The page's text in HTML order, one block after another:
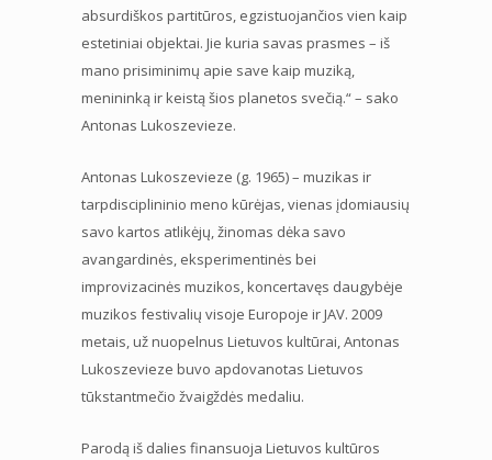
absurdiškos partitūros, egzistuojančios vien kaip
estetiniai objektai. Jie kuria savas prasmes – iš
mano prisiminimų apie save kaip muziką,
menininką ir keistą šios planetos svečią.“ – sako
Antonas Lukoszevieze.
Antonas Lukoszevieze (g. 1965) – muzikas ir
tarpdisciplininio meno kūrėjas, vienas įdomiausių
savo kartos atlikėjų, žinomas dėka savo
avangardinės, eksperimentinės bei
improvizacinės muzikos, koncertavęs daugybėje
muzikos festivalių visoje Europoje ir JAV. 2009
metais, už nuopelnus Lietuvos kultūrai, Antonas
Lukoszevieze buvo apdovanotas Lietuvos
tūkstantmečio žvaigždės medaliu.
Parodą iš dalies finansuoja Lietuvos kultūros